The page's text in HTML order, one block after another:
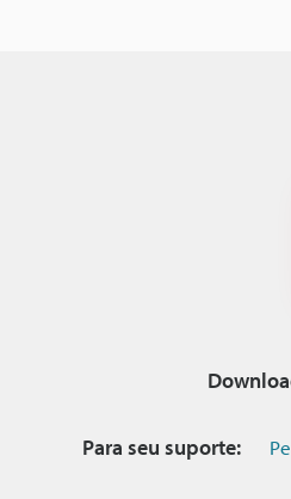
Para seu suporte: